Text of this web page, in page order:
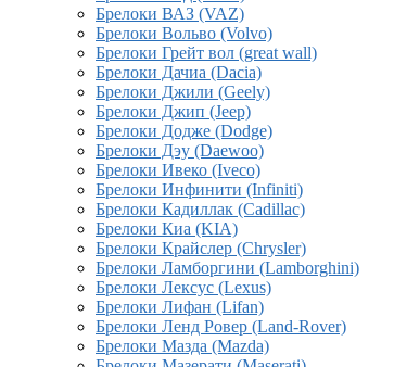
Брелоки ВАЗ (VAZ)
Брелоки Вольво (Volvo)
Брелоки Грейт вол (great wall)
Брелоки Дачиа (Dacia)
Брелоки Джили (Geely)
Брелоки Джип (Jeep)
Брелоки Додже (Dodge)
Брелоки Дэу (Daewoo)
Брелоки Ивеко (Iveco)
Брелоки Инфинити (Infiniti)
Брелоки Кадиллак (Cadillac)
Брелоки Киа (KIA)
Брелоки Крайслер (Chrysler)
Брелоки Ламборгини (Lamborghini)
Брелоки Лексус (Lexus)
Брелоки Лифан (Lifan)
Брелоки Ленд Ровер (Land-Rover)
Брелоки Мазда (Mazda)